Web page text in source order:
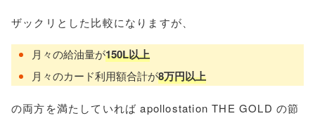
ザックリとした比較になりますが、
月々の給油量が150L以上
月々のカード利用額合計が8万円以上
の両方を満たしていれば apollostation THE GOLD の節